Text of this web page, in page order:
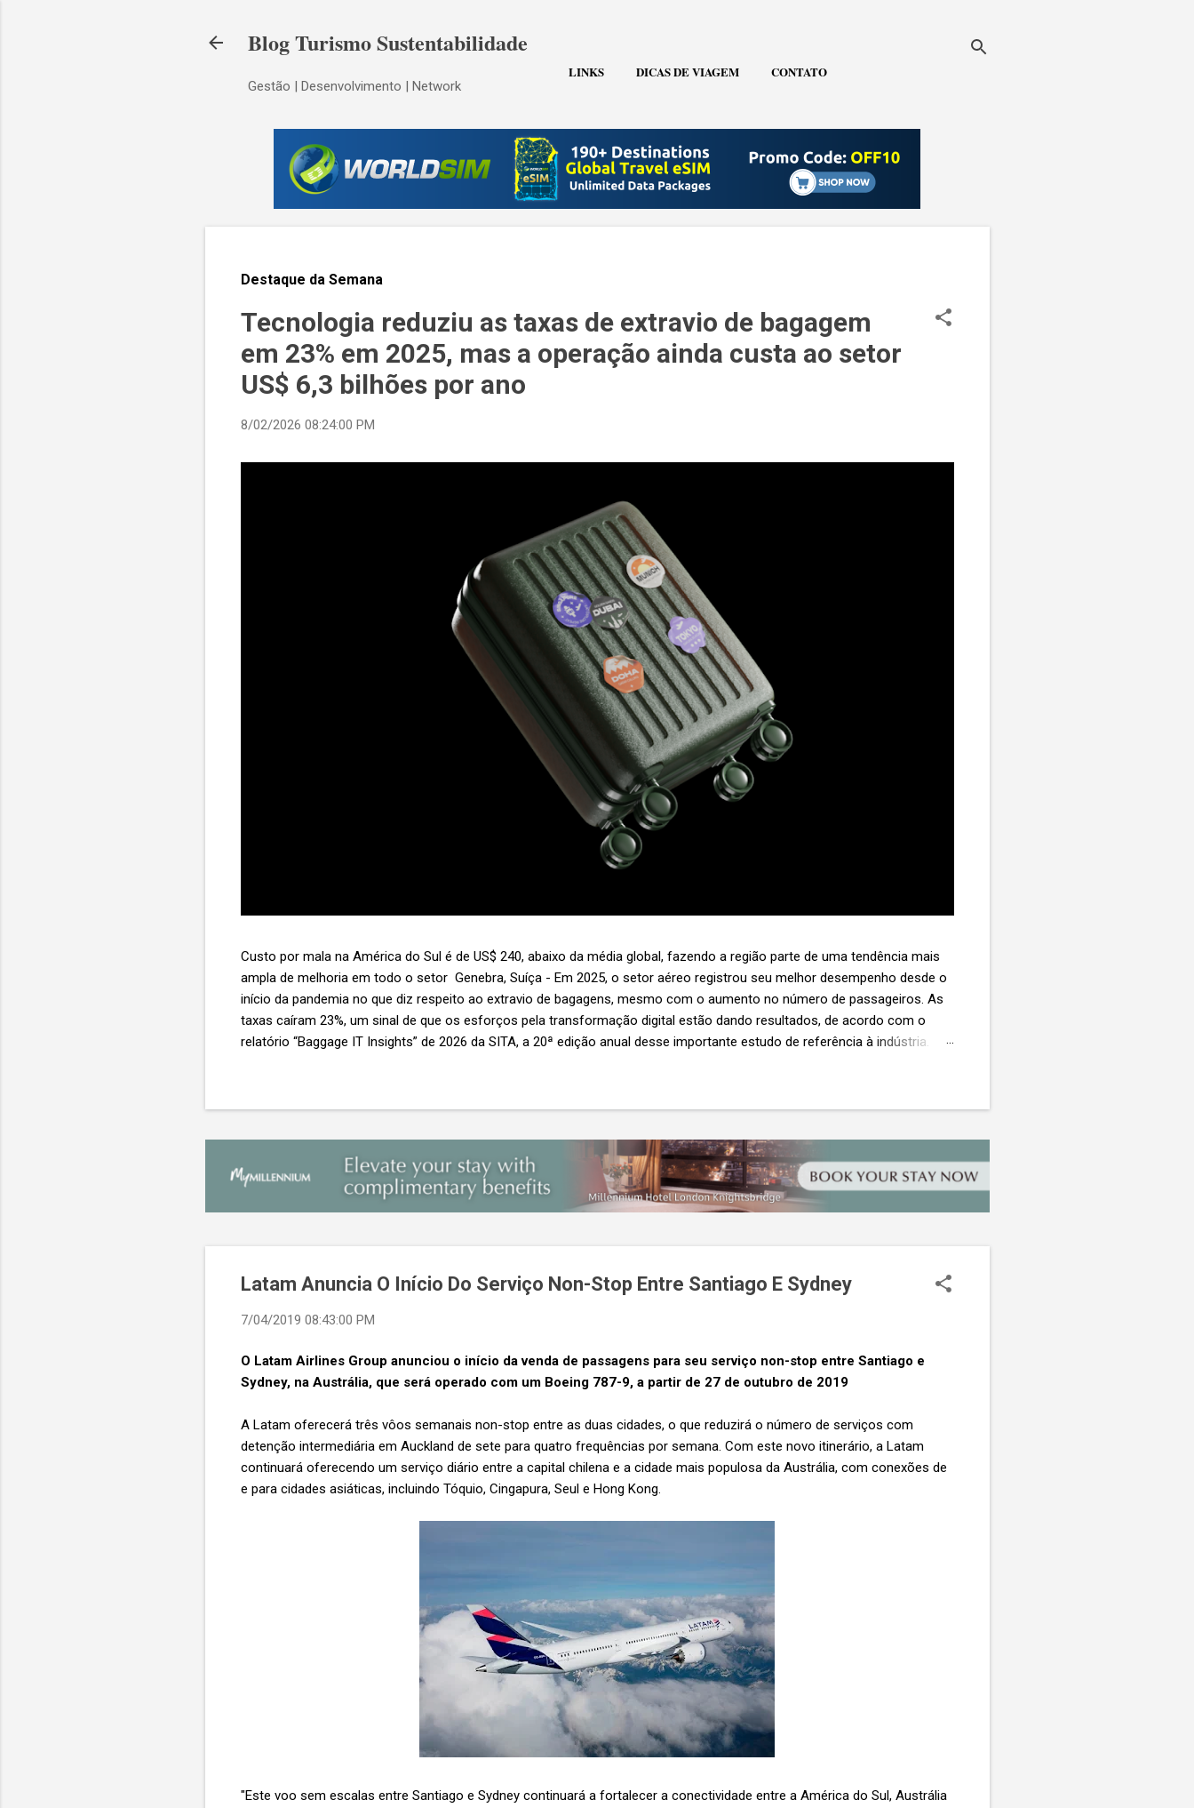
Blog Turismo Sustentabilidade
Gestão | Desenvolvimento | Network
LINKS DICAS DE VIAGEM CONTATO
Destaque da Semana
Tecnologia reduziu as taxas de extravio de bagagem
em 23% em 2025, mas a operação ainda custa ao setor
US$ 6,3 bilhões por ano
8/02/2026 08:24:00 PM
Custo por mala na América do Sul é de US$ 240, abaixo da média global, fazendo a região parte de uma tendência mais
ampla de melhoria em todo o setor Genebra, Suíça - Em 2025, o setor aéreo registrou seu melhor desempenho desde o
início da pandemia no que diz respeito ao extravio de bagagens, mesmo com o aumento no número de passageiros. As
taxas caíram 23%, um sinal de que os esforços pela transformação digital estão dando resultados, de acordo com o
relatório “Baggage IT Insights” de 2026 da SITA, a 20ª edição anual desse importante estudo de referência à indústria. (©
lucro líquido médio de apenas US$ 8 por passageiro, uma mala extraviada anula o lucro de mais de 30 assentos vendidos,
Latam Anuncia O Início Do Serviço Non-Stop Entre Santiago E Sydney
7/04/2019 08:43:00 PM
O Latam Airlines Group anunciou o início da venda de passagens para seu serviço non-stop entre Santiago e
Sydney, na Austrália, que será operado com um Boeing 787-9, a partir de 27 de outubro de 2019
A Latam oferecerá três vôos semanais non-stop entre as duas cidades, o que reduzirá o número de serviços com
detenção intermediária em Auckland de sete para quatro frequências por semana. Com este novo itinerário, a Latam
continuará oferecendo um serviço diário entre a capital chilena e a cidade mais populosa da Austrália, com conexões de
e para cidades asiáticas, incluindo Tóquio, Cingapura, Seul e Hong Kong.
"Este voo sem escalas entre Santiago e Sydney continuará a fortalecer a conectividade entre a América do Sul, Austrália